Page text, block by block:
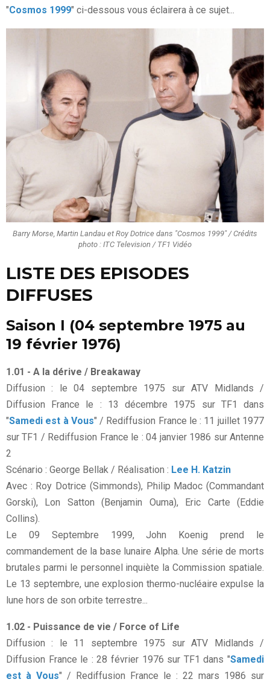
"Cosmos 1999" ci-dessous vous éclairera à ce sujet...
Barry Morse, Martin Landau et Roy Dotrice dans "Cosmos 1999" / Crédits
photo : ITC Television / TF1 Vidéo
LISTE DES EPISODES
DIFFUSES
Saison I (04 septembre 1975 au
19 février 1976)
1.01 - A la dérive / Breakaway
Diffusion : le 04 septembre 1975 sur ATV Midlands /
Diffusion France le : 13 décembre 1975 sur TF1 dans
"Samedi est à Vous" / Rediffusion France le : 11 juillet 1977
sur TF1 / Rediffusion France le : 04 janvier 1986 sur Antenne
2
Scénario : George Bellak / Réalisation : Lee H. Katzin
Avec : Roy Dotrice (Simmonds), Philip Madoc (Commandant
Gorski), Lon Satton (Benjamin Ouma), Eric Carte (Eddie
Collins).
Le 09 Septembre 1999, John Koenig prend le
commandement de la base lunaire Alpha. Une série de morts
brutales parmi le personnel inquiète la Commission spatiale.
Le 13 septembre, une explosion thermo-nucléaire expulse la
lune hors de son orbite terrestre...
1.02 - Puissance de vie / Force of Life
Diffusion : le 11 septembre 1975 sur ATV Midlands /
Diffusion France le : 28 février 1976 sur TF1 dans "Samedi
est à Vous" / Rediffusion France le : 22 mars 1986 sur